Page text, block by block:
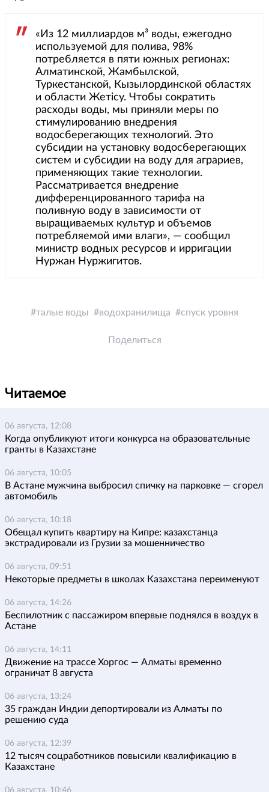
«Из 12 миллиардов м³ воды, ежегодно
используемой для полива, 98%
потребляется в пяти южных регионах:
Алматинской, Жамбылской,
Туркестанской, Кызылординской областях
и области Жетісу. Чтобы сократить
расходы воды, мы приняли меры по
стимулированию внедрения
водосберегающих технологий. Это
субсидии на установку водосберегающих
систем и субсидии на воду для аграриев,
применяющих такие технологии.
Рассматривается внедрение
дифференцированного тарифа на
поливную воду в зависимости от
выращиваемых культур и объемов
потребляемой ими влаги», — сообщил
министр водных ресурсов и ирригации
Нуржан Нуржигитов.
талые воды водохранилища спуск уровня
Поделиться
Читаемое
06 августа, 12:08
Когда опубликуют итоги конкурса на образовательные
гранты в Казахстане
06 августа, 10:05
В Астане мужчина выбросил спичку на парковке — сгорел
автомобиль
06 августа, 10:18
Обещал купить квартиру на Кипре: казахстанца
экстрадировали из Грузии за мошенничество
06 августа, 09:51
Некоторые предметы в школах Казахстана переименуют
06 августа, 14:26
Беспилотник с пассажиром впервые поднялся в воздух в
Астане
06 августа, 14:11
Движение на трассе Хоргос — Алматы временно
ограничат 8 августа
06 августа, 13:24
35 граждан Индии депортировали из Алматы по
решению суда
06 августа, 12:39
12 тысяч соцработников повысили квалификацию в
Казахстане